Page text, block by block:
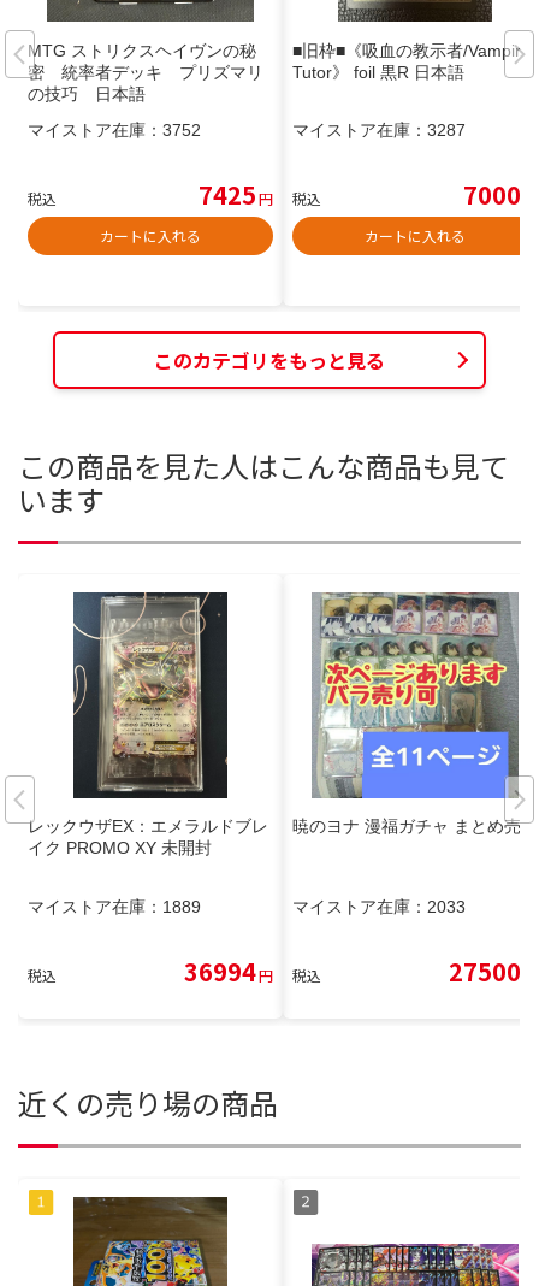
MTG ストリクスヘイヴンの秘
密 統率者デッキ プリズマリ
の技巧 日本語
マイストア在庫： 3752
税込 7425円
カートに入れる
■旧枠■《吸血の教示者/Vampiric
Tutor》 foil 黒R 日本語
マイストア在庫： 3287
税込 7000
カートに入れる
このカテゴリをもっと見る
この商品を見た人はこんな商品も見て
います
レックウザEX：エメラルドブレ
イク PROMO XY 未開封
マイストア在庫： 1889
税込 36994円
暁のヨナ 漫福ガチャ まとめ売り
マイストア在庫： 2033
税込 27500
近くの売り場の商品